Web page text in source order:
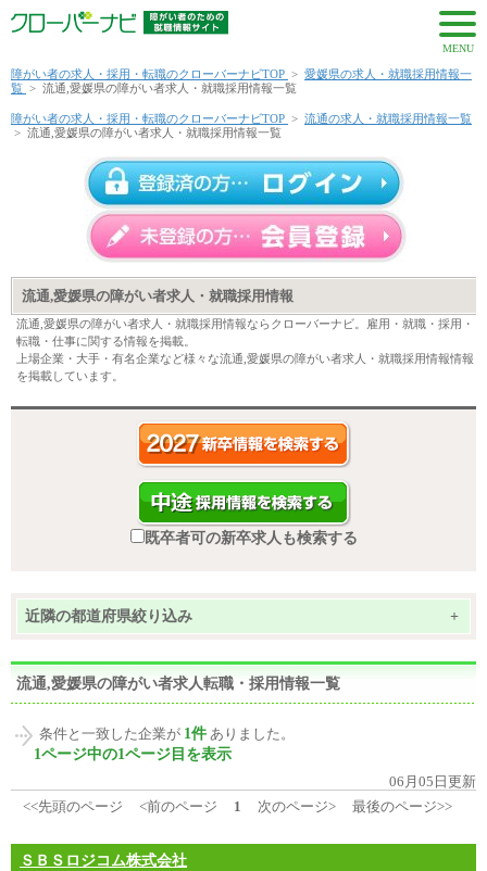
MENU
障がい者の求人・採用・転職のクローバーナビTOP > 愛媛県の求人・就職採用情報一
覧 > 流通,愛媛県の障がい者求人・就職採用情報一覧
障がい者の求人・採用・転職のクローバーナビTOP > 流通の求人・就職採用情報一覧
> 流通,愛媛県の障がい者求人・就職採用情報一覧
流通,愛媛県の障がい者求人・就職採用情報
流通,愛媛県の障がい者求人・就職採用情報ならクローバーナビ。雇用・就職・採用・
転職・仕事に関する情報を掲載。
上場企業・大手・有名企業など様々な流通,愛媛県の障がい者求人・就職採用情報情報
を掲載しています。
既卒者可の新卒求人も検索する
近隣の都道府県絞り込み +
流通,愛媛県の障がい者求人転職・採用情報一覧
条件と一致した企業が 1件 ありました。
1ページ中の1ページ目を表示
06月05日更新
<<先頭のページ
<前のページ 1 次のページ> 最後のページ>>
ＳＢＳロジコム株式会社